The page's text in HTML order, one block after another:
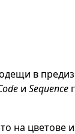
в
и Sequence
на